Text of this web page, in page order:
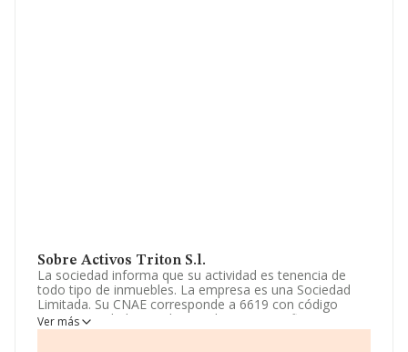
Sobre Activos Triton S.l.
La sociedad informa que su actividad es tenencia de
todo tipo de inmuebles. La empresa es una Sociedad
Limitada. Su CNAE corresponde a 6619 con código
'Otras actividades auxiliares a los servicios financieros,
excepto seguros y fondos de pensiones'. No realiza
Ver más